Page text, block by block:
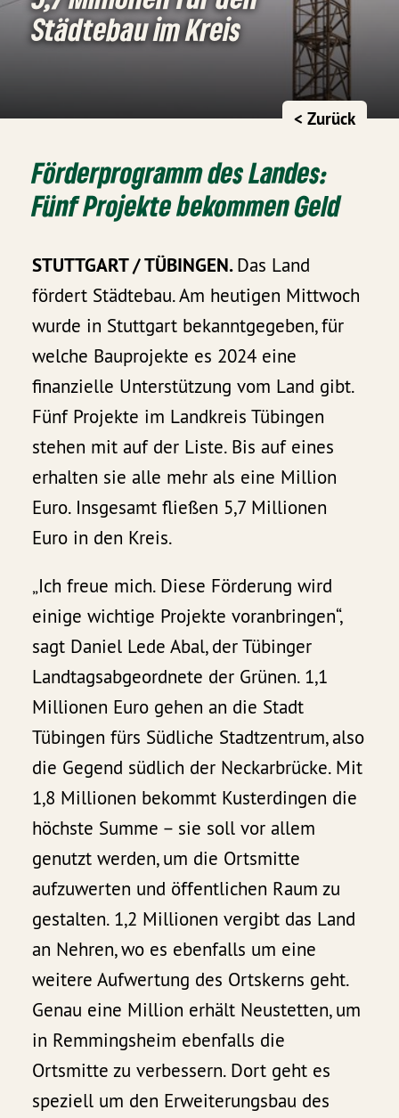
Städtebau im Kreis
< Zurück
Förderprogramm des Landes:
Fünf Projekte bekommen Geld
STUTTGART / TÜBINGEN.Das Land
fördert Städtebau. Am heutigen Mittwoch
wurde in Stuttgart bekanntgegeben, für
welche Bauprojekte es 2024 eine
finanzielle Unterstützung vom Land gibt.
Fünf Projekte im Landkreis Tübingen
stehen mit auf der Liste. Bis auf eines
erhalten sie alle mehr als eine Million
Euro. Insgesamt fließen 5,7 Millionen
Euro in den Kreis.
„Ich freue mich. Diese Förderung wird
einige wichtige Projekte voranbringen“,
sagt Daniel Lede Abal, der Tübinger
Landtagsabgeordnete der Grünen. 1,1
Millionen Euro gehen an die Stadt
Tübingen fürs Südliche Stadtzentrum, also
die Gegend südlich der Neckarbrücke. Mit
1,8 Millionen bekommt Kusterdingen die
höchste Summe – sie soll vor allem
genutzt werden, um die Ortsmitte
aufzuwerten und öffentlichen Raum zu
gestalten. 1,2 Millionen vergibt das Land
an Nehren, wo es ebenfalls um eine
weitere Aufwertung des Ortskerns geht.
Genau eine Million erhält Neustetten, um
in Remmingsheim ebenfalls die
Ortsmitte zu verbessern. Dort geht es
speziell um den Erweiterungsbau des